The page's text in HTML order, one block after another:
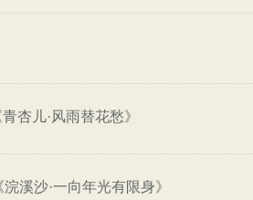
杏儿·风雨替花愁》
溪沙·一向年光有限身》